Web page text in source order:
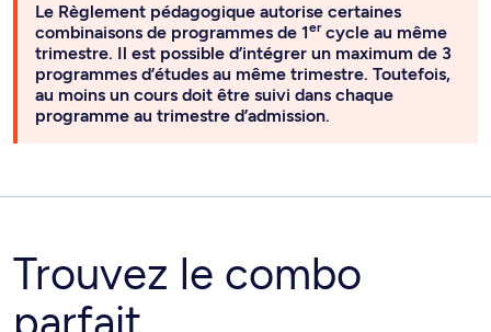
Le Règlement pédagogique autorise certaines
combinaisons de programmes de 1ercycle au même
trimestre. Il est possible d’intégrer un maximum de 3
programmes d’études au même trimestre. Toutefois,
au moins un cours doit être suivi dans chaque
programme au trimestre d’admission.
Trouvez le combo